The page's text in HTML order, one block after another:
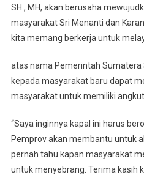
SH., MH, akan berusaha
masyarakat Sri Menanti dan
kita memang berkerja untuk
atas nama Pemerintah
kepada masyarakat baru dapat
masyarakat untuk memiliki
“Saya inginnya kapal ini harus
Pemprov akan membantu untuk
pernah tahu kapan masyarakat
untuk menyebrang. Terima kasih